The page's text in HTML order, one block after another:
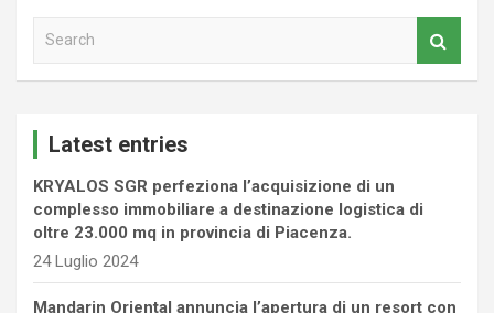
Latest entries
KRYALOS SGR perfeziona l’acquisizione di un
complesso immobiliare a destinazione logistica di
oltre 23.000 mq in provincia di Piacenza.
24 Luglio 2024
Mandarin Oriental annuncia l’apertura di un resort con